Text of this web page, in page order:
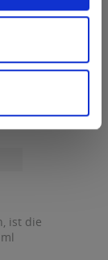
ist die